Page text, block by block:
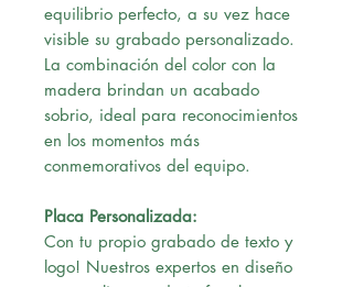
equilibrio perfecto, a su vez hace
visible su grabado personalizado.
La combinación del color con la
madera brindan un acabado
sobrio, ideal para reconocimientos
en los momentos más
conmemorativos del equipo.
Placa Personalizada:
Con tu propio grabado de texto y
logo! Nuestros expertos en diseño